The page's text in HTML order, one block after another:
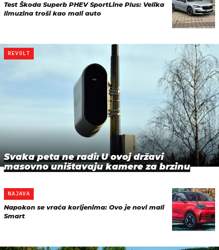
Test Škoda Superb PHEV SportLine Plus: Velika
limuzina troši kao mali auto
REVOLT
Svaka peta ne radi: U ovoj državi
masovno uništavaju kamere za brzinu
NAJAVA
Napokon se vraća korijenima: Ovo je novi mali
Smart